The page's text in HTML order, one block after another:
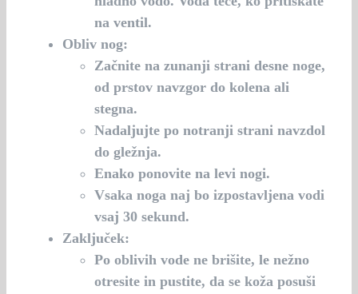
na ventil.
Obliv nog:
Začnite na zunanji strani desne noge,
od prstov navzgor do kolena ali
stegna.
Nadaljujte po notranji strani navzdol
do gležnja.
Enako ponovite na levi nogi.
Vsaka noga naj bo izpostavljena vodi
vsaj 30 sekund.
Zaključek:
Po oblivih vode ne brišite, le nežno
otresite in pustite, da se koža posuši